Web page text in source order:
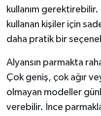
kullanım
kullanan kişiler için
daha pratik bir
Alyansın parmakta
Çok geniş, çok ağır
olmayan modeller
verebilir. İnce